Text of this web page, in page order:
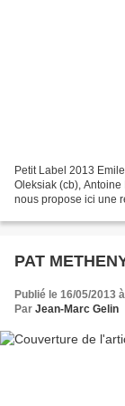
Petit Label 2013
Oleksiak (cb),
nous propose ici une
PAT
Publié le 16/05/2013
Par Jean-Marc Gelin